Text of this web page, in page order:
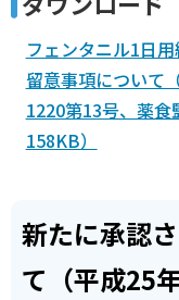
フェンタニル1日
留意事項について
1220第13号、薬食
158KB）
新たに承認
て（平成25